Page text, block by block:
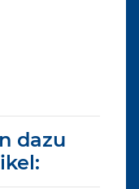
dazu